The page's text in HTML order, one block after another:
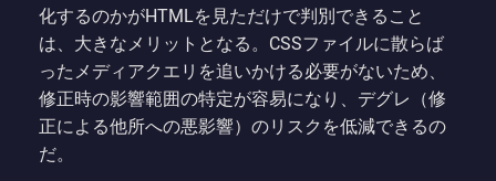
化するのかがHTMLを見ただけで判別できること
は、大きなメリットとなる。CSSファイルに散らば
ったメディアクエリを追いかける必要がないため、
修正時の影響範囲の特定が容易になり、デグレ（修
正による他所への悪影響）のリスクを低減できるの
だ。